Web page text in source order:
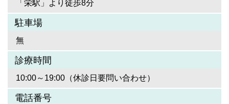
「栄駅」より徒歩8分
駐車場
無
診療時間
10:00～19:00（休診日要問い合わせ）
電話番号